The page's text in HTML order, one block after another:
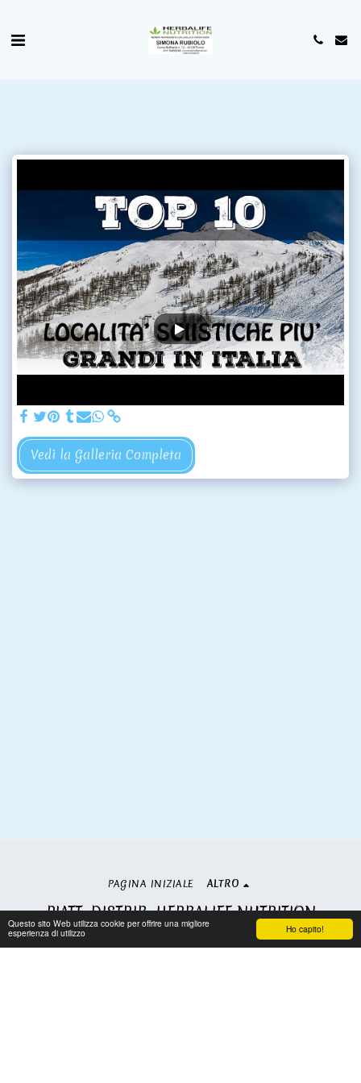
Ho capito!
Questo sito Web utilizza cookie per offrire una migliore
esperienza di utilizzo
Vedi la Galleria Completa
PIATT. DISTRIB. HERBALIFE NUTRITION
Copyright © 2026 Tutti i diritti riservati
Condizioni|Privacy
PAGINA INIZIALE ALTRO